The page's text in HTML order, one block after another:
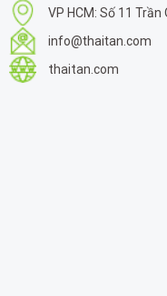
VP HCM: Số 11
info@thaitan.com
thaitan.com